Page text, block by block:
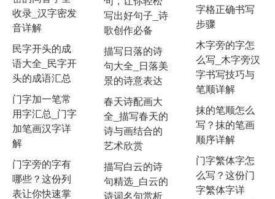
收录_汉字密发
音详解
民字开头的成
语大全_民字开
头的成语汇总
门字加一笔常
用字汇总_门字
加笔画汉字详
解
门字旁的字有
哪些？这份列
表让你快速掌
写出好句子_诗
歌创作必备
描写日落的诗
句大全_日落美
景的诗意表达
春天诗配画大
全_描写春天的
诗与画结合的
艺术欣赏
描写白云的诗
句精选_白云的
诗词名句赏析
字格正确书写
步骤
木字旁的字怎
么写_木字旁汉
字书写技巧与
笔顺详解
抹的笔顺怎么
写？抹的笔画
顺序详解
门字繁体字怎
么写？这份门
字繁体字详